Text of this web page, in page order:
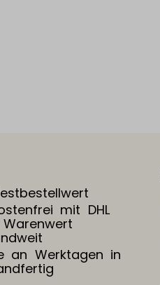
mit DHL
an Werktagen in